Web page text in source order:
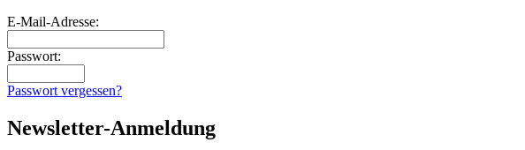
E-Mail-Adresse:
Passwort:
Passwort vergessen?
Newsletter-Anmeldung